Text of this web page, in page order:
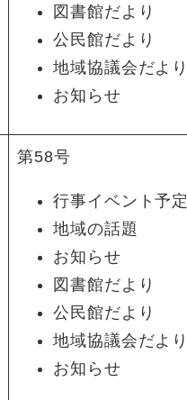
図書館だより
公民館だより
地域協議会だより
お知らせ
第58号
行事イベント予定
地域の話題
お知らせ
図書館だより
公民館だより
地域協議会だより
お知らせ